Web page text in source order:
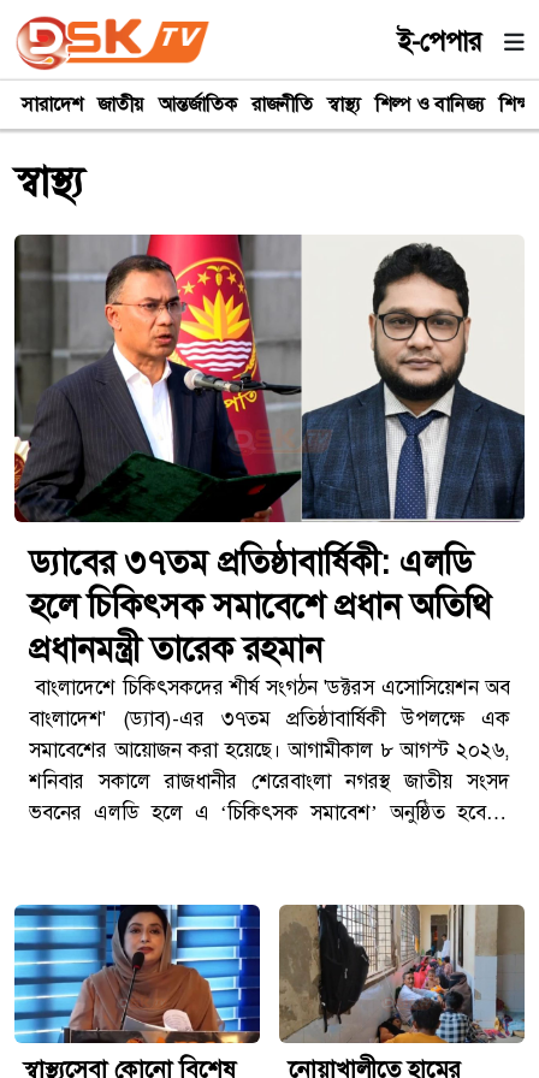
ই-পেপার
সারাদেশ জাতীয় আন্তর্জাতিক রাজনীতি স্বাস্থ্য শিল্প ও বানিজ্য শিক্ষা
স্বাস্থ্য
ড্যাবের ৩৭তম প্রতিষ্ঠাবার্ষিকী: এলডি
হলে চিকিৎসক সমাবেশে প্রধান অতিথি
প্রধানমন্ত্রী তারেক রহমান
বাংলাদেশে চিকিৎসকদের শীর্ষ সংগঠন 'ডক্টরস এসোসিয়েশন অব
বাংলাদেশ' (ড্যাব)-এর ৩৭তম প্রতিষ্ঠাবার্ষিকী উপলক্ষে এক
সমাবেশের আয়োজন করা হয়েছে। আগামীকাল ৮ আগস্ট ২০২৬,
শনিবার সকালে রাজধানীর শেরেবাংলা নগরস্থ জাতীয় সংসদ
ভবনের এলডি হলে এ ‘চিকিৎসক সমাবেশ’ অনুষ্ঠিত হবে।এ
এরফান আহমেদ সোহেল জানান যে, ড্যাব এর প্রতিষ্ঠাবার্ষিকী
উপলক্ষে চিকিৎসকদের এই সমাবেশে প্রধান অতিথি হিসেবে
উপস্থিত থাকবেন ডক্টরস এসোসিয়েশন অব বাংলাদেশ এর প্রধান
পৃষ্ঠপোষক ও গনপ্রজাতন্ত্রী বাংলাদেশ সরকারের মাননীয় প্রধানমন্ত্রী
জনাব তারেক রহমান, এমপি। ড্যাব এর বিভিন্ন পর্যায়ের
নেতাকর্মীদের সমন্বয়ে গঠিত ১৭ টি উপকমিটির মাধ্যমে অনুষ্ঠান
স্বাস্থ্যসেবা কোনো বিশেষ
‎নোয়াখালীতে হামের